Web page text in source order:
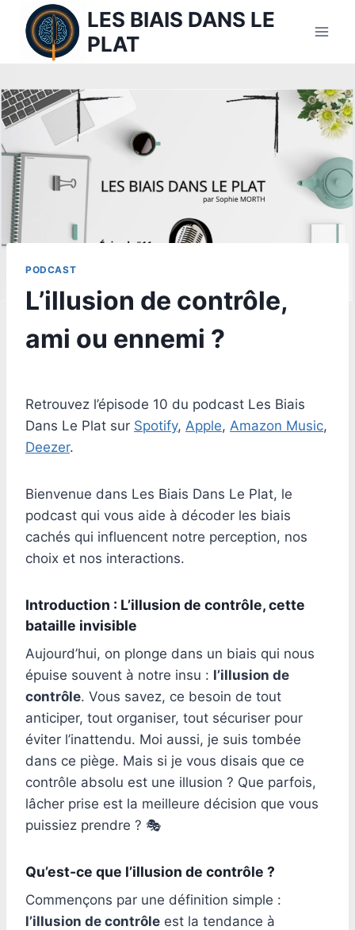
contenu
LES BIAIS DANS LE
PLAT
PODCAST
L’illusion de contrôle,
ami ou ennemi ?
Retrouvez l’épisode 10 du podcast Les Biais
Dans Le Plat sur Spotify, Apple, Amazon Music,
Deezer.
Bienvenue dans Les Biais Dans Le Plat, le
podcast qui vous aide à décoder les biais
cachés qui influencent notre perception, nos
choix et nos interactions.
Introduction : L’illusion de contrôle, cette
bataille invisible
Aujourd’hui, on plonge dans un biais qui nous
épuise souvent à notre insu : l’illusion de
contrôle. Vous savez, ce besoin de tout
anticiper, tout organiser, tout sécuriser pour
éviter l’inattendu. Moi aussi, je suis tombée
dans ce piège. Mais si je vous disais que ce
contrôle absolu est une illusion ? Que parfois,
lâcher prise est la meilleure décision que vous
puissiez prendre ? 🎭
Qu’est-ce que l’illusion de contrôle ?
Commençons par une définition simple :
l’illusion de contrôle est la tendance à